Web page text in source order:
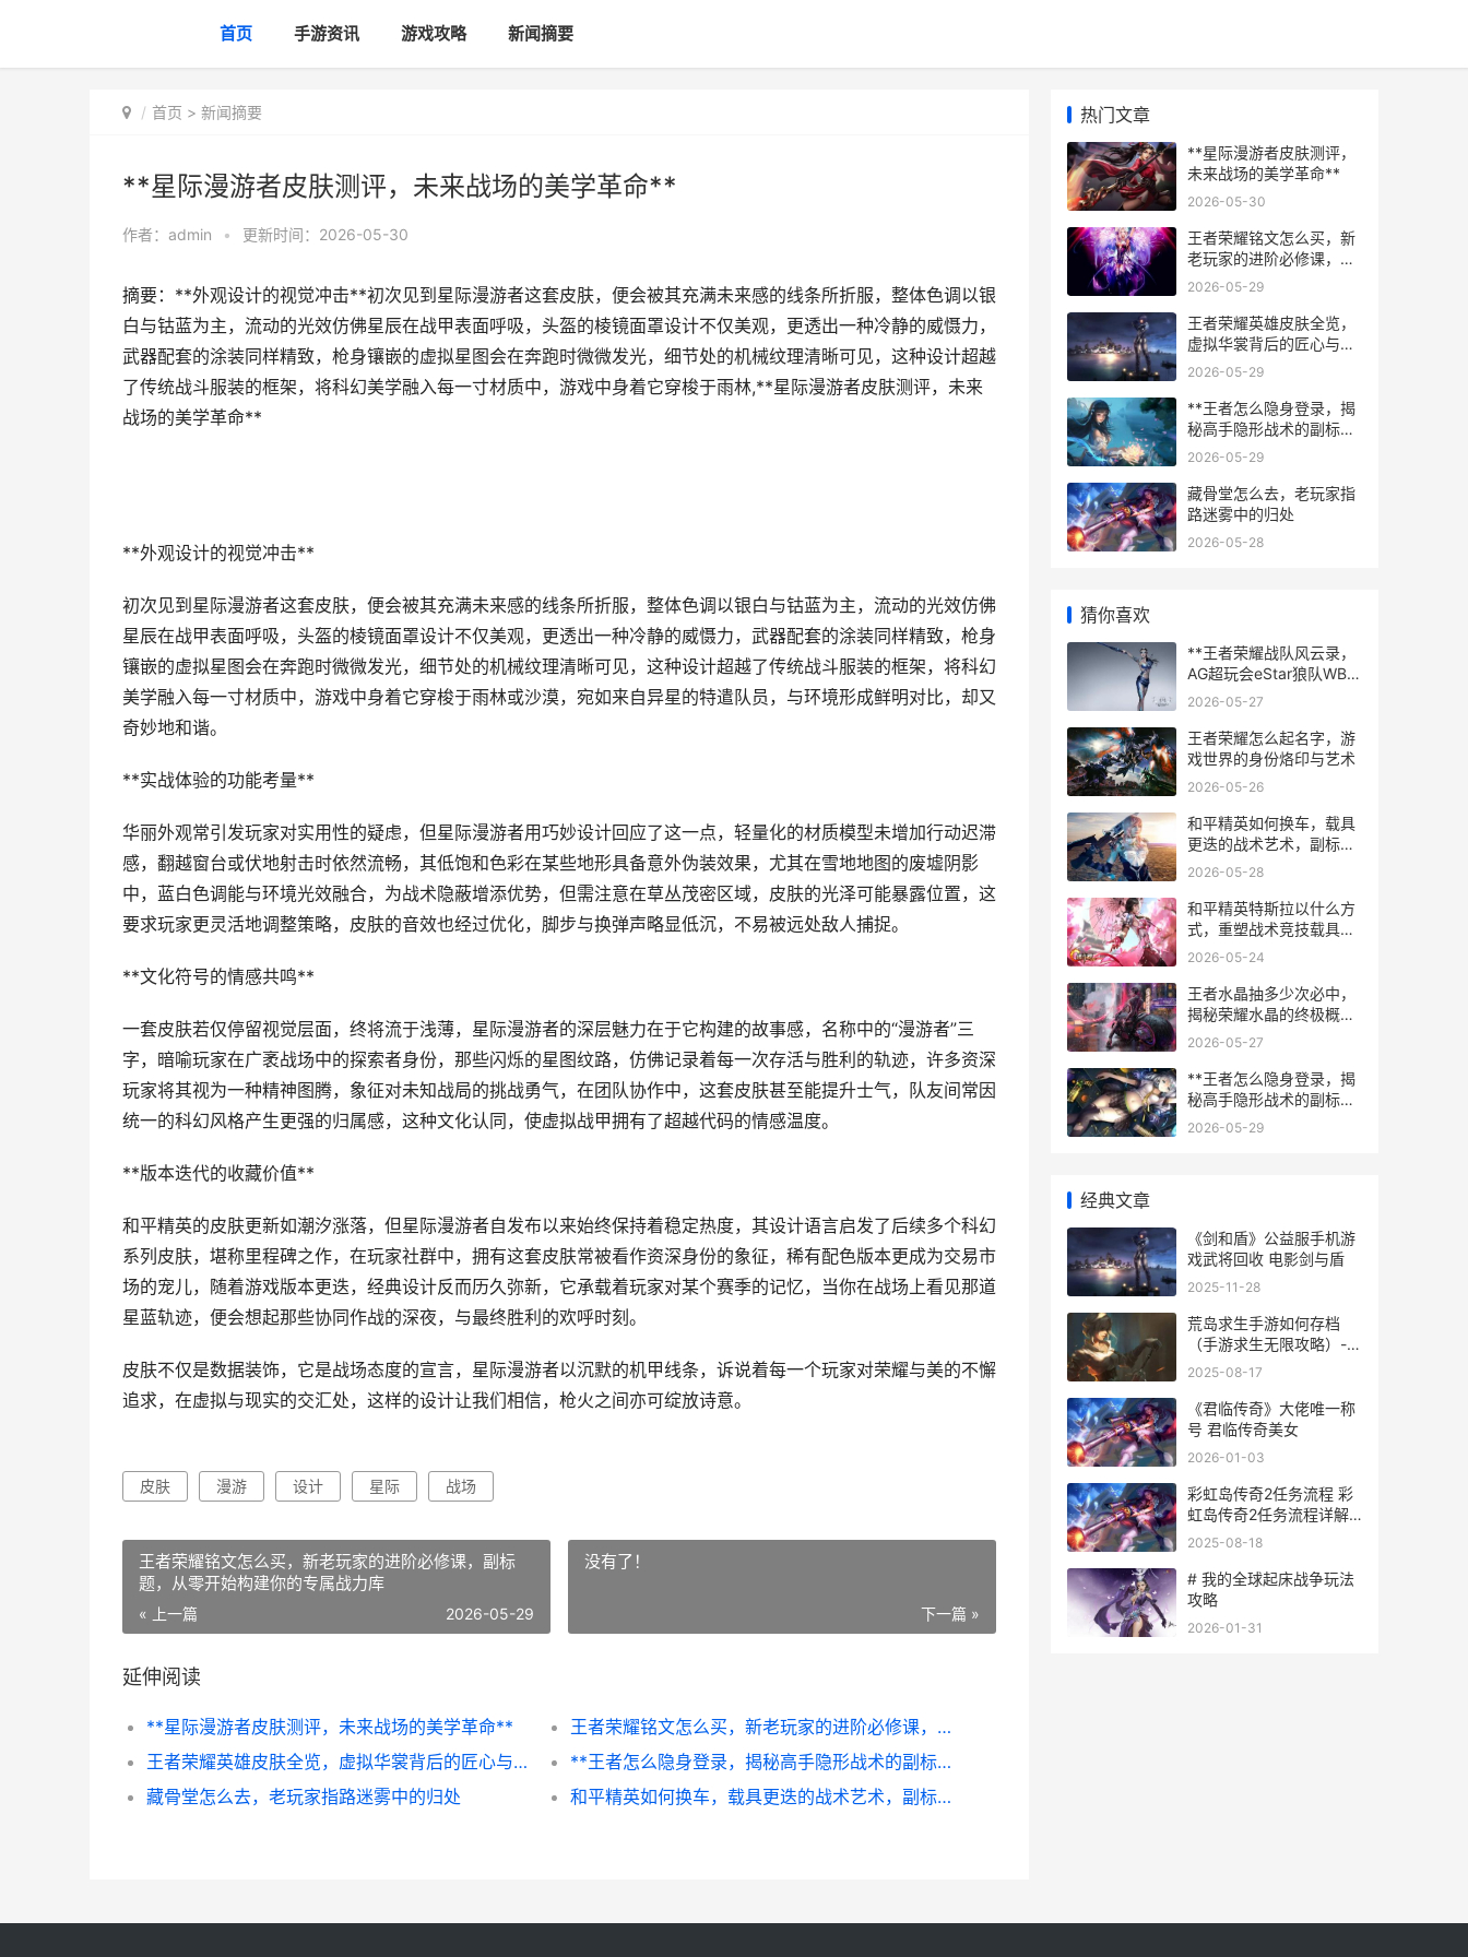
首页 手游资讯 游戏攻略 新闻摘要
首页 > 新闻摘要
**星际漫游者皮肤测评，未来战场的美学革命**
作者： admin • 更新时间：2026-05-30
摘要：**外观设计的视觉冲击**初次见到星际漫游者这套皮肤，便会被其充满未来感的线条所折服，整体色调以银
白与钴蓝为主，流动的光效仿佛星辰在战甲表面呼吸，头盔的棱镜面罩设计不仅美观，更透出一种冷静的威慑力，
武器配套的涂装同样精致，枪身镶嵌的虚拟星图会在奔跑时微微发光，细节处的机械纹理清晰可见，这种设计超越
了传统战斗服装的框架，将科幻美学融入每一寸材质中，游戏中身着它穿梭于雨林,**星际漫游者皮肤测评，未来
战场的美学革命**
**外观设计的视觉冲击**
初次见到星际漫游者这套皮肤，便会被其充满未来感的线条所折服，整体色调以银白与钴蓝为主，流动的光效仿佛
星辰在战甲表面呼吸，头盔的棱镜面罩设计不仅美观，更透出一种冷静的威慑力，武器配套的涂装同样精致，枪身
镶嵌的虚拟星图会在奔跑时微微发光，细节处的机械纹理清晰可见，这种设计超越了传统战斗服装的框架，将科幻
美学融入每一寸材质中，游戏中身着它穿梭于雨林或沙漠，宛如来自异星的特遣队员，与环境形成鲜明对比，却又
奇妙地和谐。
**实战体验的功能考量**
华丽外观常引发玩家对实用性的疑虑，但星际漫游者用巧妙设计回应了这一点，轻量化的材质模型未增加行动迟滞
感，翻越窗台或伏地射击时依然流畅，其低饱和色彩在某些地形具备意外伪装效果，尤其在雪地地图的废墟阴影
中，蓝白色调能与环境光效融合，为战术隐蔽增添优势，但需注意在草丛茂密区域，皮肤的光泽可能暴露位置，这
要求玩家更灵活地调整策略，皮肤的音效也经过优化，脚步与换弹声略显低沉，不易被远处敌人捕捉。
**文化符号的情感共鸣**
一套皮肤若仅停留视觉层面，终将流于浅薄，星际漫游者的深层魅力在于它构建的故事感，名称中的“漫游者”三
字，暗喻玩家在广袤战场中的探索者身份，那些闪烁的星图纹路，仿佛记录着每一次存活与胜利的轨迹，许多资深
玩家将其视为一种精神图腾，象征对未知战局的挑战勇气，在团队协作中，这套皮肤甚至能提升士气，队友间常因
统一的科幻风格产生更强的归属感，这种文化认同，使虚拟战甲拥有了超越代码的情感温度。
**版本迭代的收藏价值**
和平精英的皮肤更新如潮汐涨落，但星际漫游者自发布以来始终保持着稳定热度，其设计语言启发了后续多个科幻
系列皮肤，堪称里程碑之作，在玩家社群中，拥有这套皮肤常被看作资深身份的象征，稀有配色版本更成为交易市
场的宠儿，随着游戏版本更迭，经典设计反而历久弥新，它承载着玩家对某个赛季的记忆，当你在战场上看见那道
星蓝轨迹，便会想起那些协同作战的深夜，与最终胜利的欢呼时刻。
皮肤不仅是数据装饰，它是战场态度的宣言，星际漫游者以沉默的机甲线条，诉说着每一个玩家对荣耀与美的不懈
追求，在虚拟与现实的交汇处，这样的设计让我们相信，枪火之间亦可绽放诗意。
皮肤 漫游 设计 星际 战场
王者荣耀铭文怎么买，新老玩家的进阶必修课，副标
题，从零开始构建你的专属战力库
« 上一篇 2026-05-29
没有了！
下一篇 »
延伸阅读
**星际漫游者皮肤测评，未来战场的美学革命**
王者荣耀铭文怎么买，新老玩家的进阶必修课，副标题，从零开始构建你的专属战力库
王者荣耀英雄皮肤全览，虚拟华裳背后的匠心与情怀
**王者怎么隐身登录，揭秘高手隐形战术的副标题**
藏骨堂怎么去，老玩家指路迷雾中的归处
和平精英如何换车，载具更迭的战术艺术，副标题，高手进阶的机动密码
热门文章
**星际漫游者皮肤测评，
未来战场的美学革命**
2026-05-30
王者荣耀铭文怎么买，新
老玩家的进阶必修课，副
标题，从零开始构建你的
2026-05-29
王者荣耀英雄皮肤全览，
虚拟华裳背后的匠心与情
怀
2026-05-29
**王者怎么隐身登录，揭
秘高手隐形战术的副标题
**
2026-05-29
藏骨堂怎么去，老玩家指
路迷雾中的归处
2026-05-28
猜你喜欢
**王者荣耀战队风云录，
AG超玩会eStar狼队WB等
群雄逐起，共筑竞技星河
2026-05-27
王者荣耀怎么起名字，游
戏世界的身份烙印与艺术
2026-05-26
和平精英如何换车，载具
更迭的战术艺术，副标
题，高手进阶的机动密码
2026-05-28
和平精英特斯拉以什么方
式，重塑战术竞技载具新
生态，副标题，从皮肤到
2026-05-24
王者水晶抽多少次必中，
揭秘荣耀水晶的终极概率
法则，副标题，资深玩家
2026-05-27
**王者怎么隐身登录，揭
秘高手隐形战术的副标题
**
2026-05-29
经典文章
《剑和盾》公益服手机游
戏武将回收 电影剑与盾
2025-11-28
荒岛求生手游如何存档
（手游求生无限攻略）-天
宏手游网
2025-08-17
《君临传奇》大佬唯一称
号 君临传奇美女
2026-01-03
彩虹岛传奇2任务流程 彩
虹岛传奇2任务流程详解
详细
2025-08-18
# 我的全球起床战争玩法
攻略
2026-01-31